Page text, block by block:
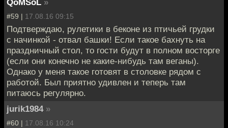
QoMSoL »
#59 | 17.08.16 09:15
Подтверждаю, рулетики в беконе из птичьей грудки
с начинкой - отвал башки! Если такое бахнуть на
праздничный стол, то гости будут в полном восторге
(если они конечно не какие-нибудь там веганы).
Однако у меня такое готовят в столовке рядом с
работой. Был приятно удивлен и теперь там
питаюсь регулярно.
jurik1984 »
#60 | 17.08.16 10:24